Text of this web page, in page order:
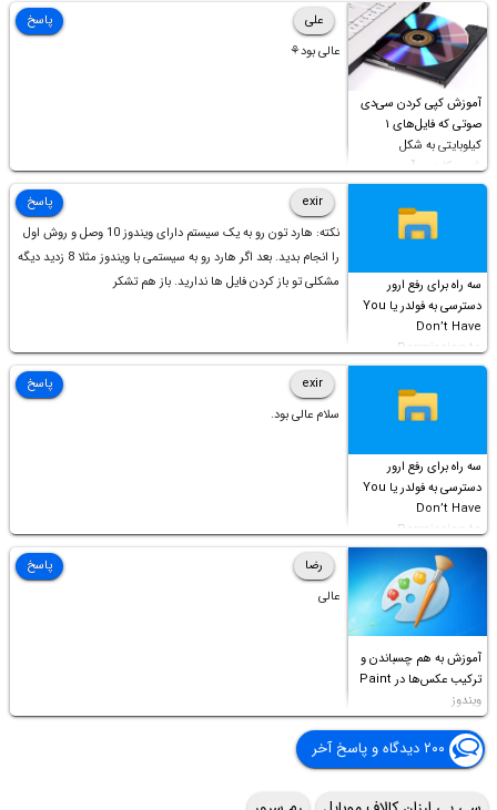
آموزش کپی کردن سی‌دی
صوتی که فایل‌های ۱
کیلوبایتی به شکل
شورت‌کات در آن موجود
است!
علی
عالی بود⚘
پاسخ
سه راه برای رفع ارور
دسترسی به فولدر یا You
Don’t Have
Permission to
Access this folder
exir
نکته: هارد تون رو به یک سیستم دارای ویندوز 10 وصل و روش اول
را انجام بدید. بعد اگر هارد رو به سیستمی با ویندوز مثلا 8 زدید دیگه
مشکلی تو باز کردن فایل ها ندارید. باز هم تشکر
پاسخ
سه راه برای رفع ارور
دسترسی به فولدر یا You
Don’t Have
Permission to
Access this folder
exir
سلام عالی بود.
پاسخ
آموزش به هم چسباندن و
ترکیب عکس‌ها در Paint
ویندوز
رضا
عالی
پاسخ
۲۰۰ دیدگاه و پاسخ آخر